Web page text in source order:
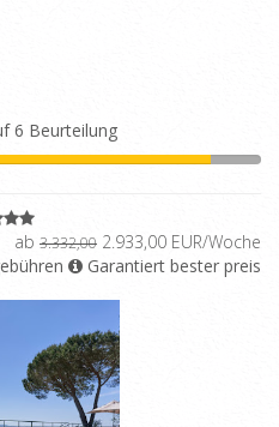
6 Beurteilung
ab 3.332,00 2.933,00 EUR/Woche
Garantiert bester preis